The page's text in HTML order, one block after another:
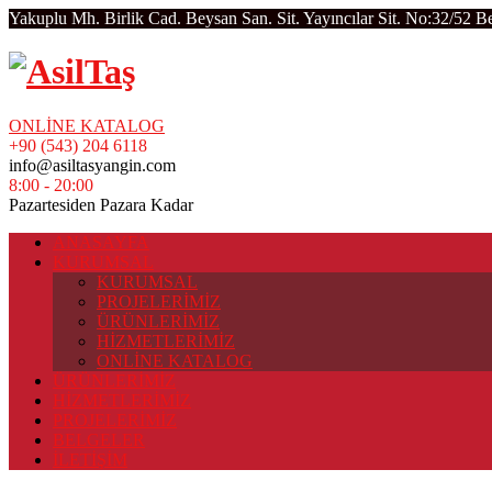
Yakuplu Mh. Birlik Cad. Beysan San. Sit. Yayıncılar Sit. No:32/52
ONLİNE KATALOG
+90 (543) 204 6118
info@asiltasyangin.com
8:00 - 20:00
Pazartesiden Pazara Kadar
ANASAYFA
KURUMSAL
KURUMSAL
PROJELERİMİZ
ÜRÜNLERİMİZ
HİZMETLERİMİZ
ONLİNE KATALOG
ÜRÜNLERİMİZ
HİZMETLERİMİZ
PROJELERİMİZ
BELGELER
İLETİŞİM